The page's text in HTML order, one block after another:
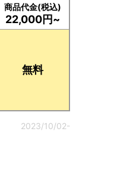
商品代金(税込)
22,000円~
無料
2023/10/02-